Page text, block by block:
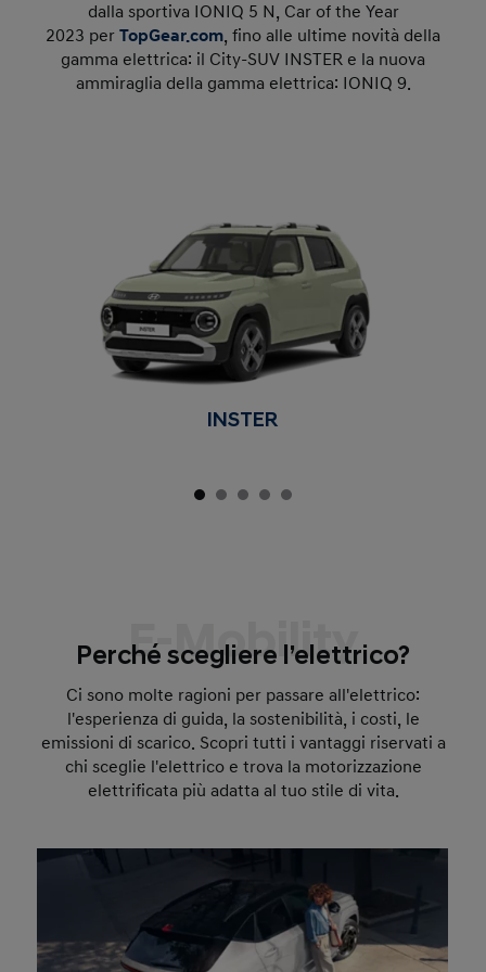
dalla sportiva IONIQ 5 N, Car of the Year
2023 per TopGear.com, fino alle ultime novità della
gamma elettrica: il City-SUV INSTER e la nuova
ammiraglia della gamma elettrica: IONIQ 9.
INSTER
E-Mobility
Perché scegliere l’elettrico?
Ci sono molte ragioni per passare all'elettrico:
l'esperienza di guida, la sostenibilità, i costi, le
emissioni di scarico. Scopri tutti i vantaggi riservati a
chi sceglie l'elettrico e trova la motorizzazione
elettrificata più adatta al tuo stile di vita.